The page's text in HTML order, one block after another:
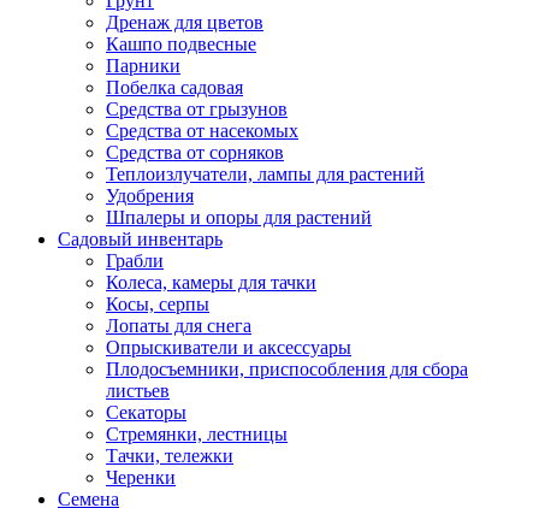
Дренаж для цветов
Кашпо подвесные
Парники
Побелка садовая
Средства от грызунов
Средства от насекомых
Средства от сорняков
Теплоизлучатели, лампы для растений
Удобрения
Шпалеры и опоры для растений
Садовый инвентарь
Грабли
Колеса, камеры для тачки
Косы, серпы
Лопаты для снега
Опрыскиватели и аксессуары
Плодосъемники, приспособления для сбора
листьев
Секаторы
Стремянки, лестницы
Тачки, тележки
Черенки
Семена